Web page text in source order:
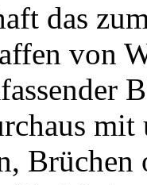
das
von
mit
Brüchen